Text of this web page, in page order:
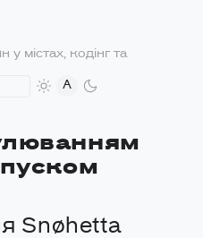
у містах, кодінг та
A
Snøhetta